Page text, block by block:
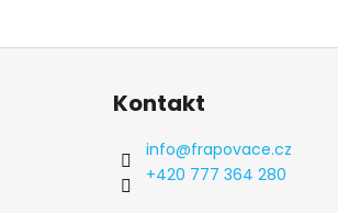
Z
Kontakt
info@frapovace.cz
+420 777 364 280